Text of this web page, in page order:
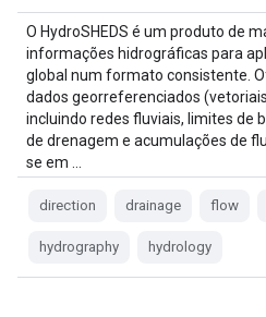
O HydroSHEDS é um produto de
informações hidrográficas para
global num formato consistente.
dados georreferenciados
incluindo redes fluviais, limites de
de drenagem e acumulações de
se em …
direction drainage flow
hydrography hydrology